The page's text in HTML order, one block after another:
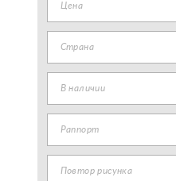
Цена
Страна
В наличии
Раппорт
Повтор рисунка